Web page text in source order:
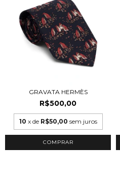
GRAVATA HERMÈS
R$500,00
10 x de R$50,00 sem juros